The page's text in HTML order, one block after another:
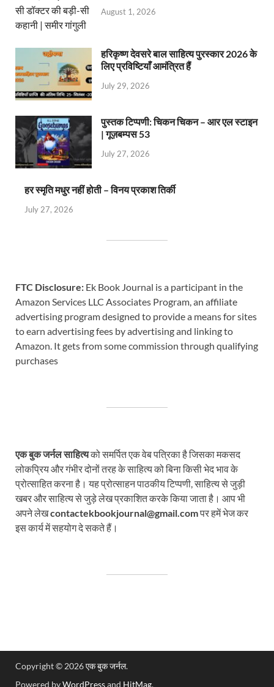
August 1, 2026
हरिकृष्ण देवसरे बाल साहित्य पुरस्कार 2026 के
लिए प्रविष्टियाँ आमंत्रित हैं
July 29, 2026
पुस्तक टिप्पणी: चिकन चिकन – आर एल स्टाइन
| गूज़बम्पस 53
July 27, 2026
हर स्मृति मधुर नहीं होती – विनय प्रकाश तिर्की
July 27, 2026
FTC Disclosure: Ek Book Journal is a participant in the
Amazon Services LLC Associates Program, an affiliate
advertising program designed to provide a means for sites
to earn advertising fees by advertising and linking to
Amazon. It gets from some commission through qualifying
purchases
एक बुक जर्नल साहित्यको समर्पित एक वेब पत्रिका है जिसका मकसद
लोकप्रिय और गंभीर दोनों तरह के साहित्य को बिना किसी भेद भाव के
प्रोत्साहित करना है। यह प्रोत्साहन पाठकीय टिप्पणी, साहित्य से जुड़ी
खबर और साहित्य से जुड़े लेख प्रकाशित करके किया जाता है। आप भी
अपने लेखcontactekbookjournal@gmail.comपर हमें भेज कर
इस कार्य में सहयोग दे सकते हैं।
Copyright © 2026एक बुक जर्नल.
Powered byWordPressand HitMag.